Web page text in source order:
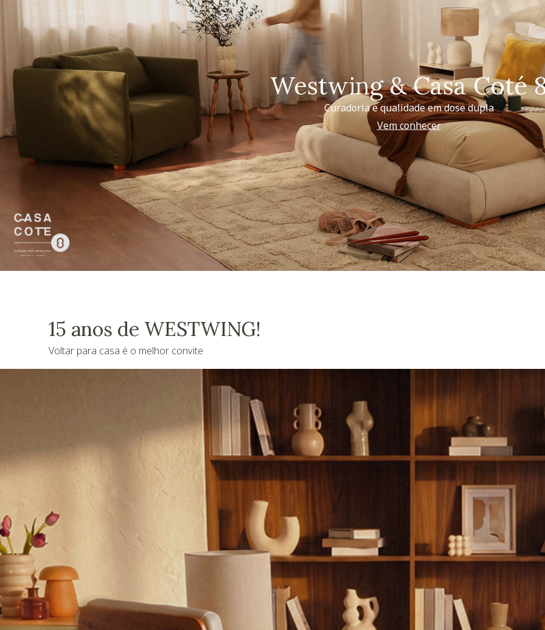
Westwing & Casa Coté
Curadoria e qualidade em dose dupla
Vem conhecer
15 anos de WESTWING!
Voltar para casa é o melhor convite